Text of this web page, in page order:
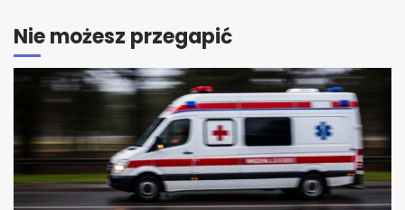
Nie możesz przegapić